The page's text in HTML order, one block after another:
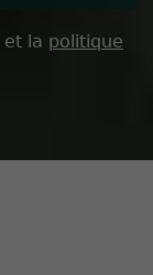
et la politique